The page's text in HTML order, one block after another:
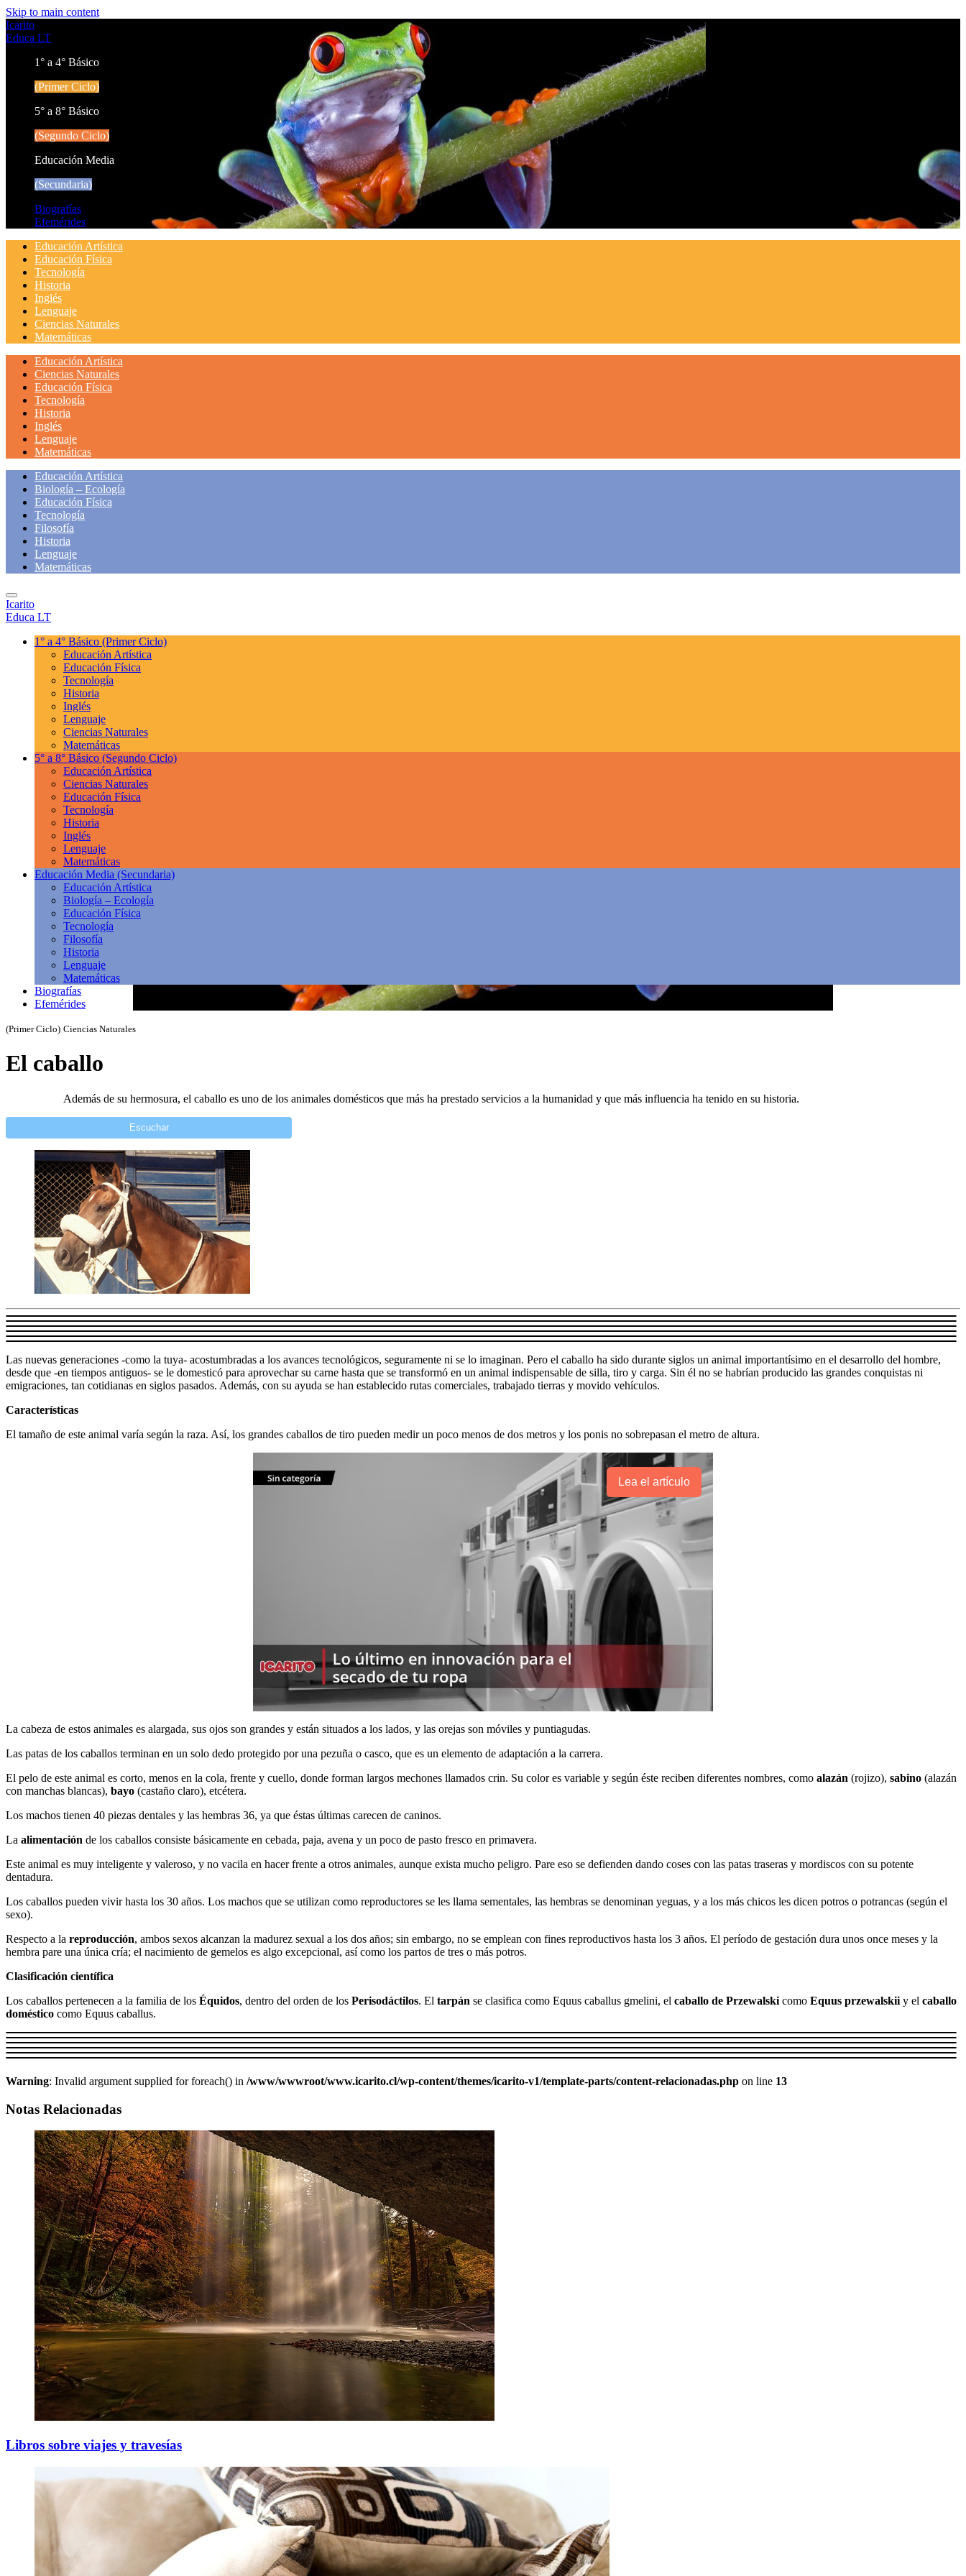
Skip to main content
Icarito
Educa LT
1° a 4° Básico
(Primer Ciclo)
5° a 8° Básico
(Segundo Ciclo)
Educación Media
(Secundaria)
Biografías
Efemérides
Educación Artística
Educación Física
Tecnología
Historia
Inglés
Lenguaje
Ciencias Naturales
Matemáticas
Educación Artística
Ciencias Naturales
Educación Física
Tecnología
Historia
Inglés
Lenguaje
Matemáticas
Educación Artística
Biología – Ecología
Educación Física
Tecnología
Filosofía
Historia
Lenguaje
Matemáticas
Icarito
Educa LT
1° a 4° Básico (Primer Ciclo)
Educación Artística
Educación Física
Tecnología
Historia
Inglés
Lenguaje
Ciencias Naturales
Matemáticas
5° a 8° Básico (Segundo Ciclo)
Educación Artística
Ciencias Naturales
Educación Física
Tecnología
Historia
Inglés
Lenguaje
Matemáticas
Educación Media (Secundaria)
Educación Artística
Biología – Ecología
Educación Física
Tecnología
Filosofía
Historia
Lenguaje
Matemáticas
Biografías
Efemérides
(Primer Ciclo) Ciencias Naturales
El caballo
Además de su hermosura, el caballo es uno de los animales domésticos que más ha prestado servicios a la humanidad y que más influencia ha tenido en su historia.
Escuchar
Las nuevas generaciones -como la tuya- acostumbradas a los avances tecnológicos, seguramente ni se lo imaginan. Pero el caballo ha sido durante siglos un animal importantísimo en el desarrollo del hombre,
desde que -en tiempos antiguos- se le domesticó para aprovechar su carne hasta que se transformó en un animal indispensable de silla, tiro y carga. Sin él no se habrían producido las grandes conquistas ni
emigraciones, tan cotidianas en siglos pasados. Además, con su ayuda se han establecido rutas comerciales, trabajado tierras y movido vehículos.
Características
El tamaño de este animal varía según la raza. Así, los grandes caballos de tiro pueden medir un poco menos de dos metros y los ponis no sobrepasan el metro de altura.
Lea el artículo
La cabeza de estos animales es alargada, sus ojos son grandes y están situados a los lados, y las orejas son móviles y puntiagudas.
Las patas de los caballos terminan en un solo dedo protegido por una pezuña o casco, que es un elemento de adaptación a la carrera.
El pelo de este animal es corto, menos en la cola, frente y cuello, donde forman largos mechones llamados crin. Su color es variable y según éste reciben diferentes nombres, como alazán (rojizo), sabino (alazán
con manchas blancas), bayo (castaño claro), etcétera.
Los machos tienen 40 piezas dentales y las hembras 36, ya que éstas últimas carecen de caninos.
La alimentación de los caballos consiste básicamente en cebada, paja, avena y un poco de pasto fresco en primavera.
Este animal es muy inteligente y valeroso, y no vacila en hacer frente a otros animales, aunque exista mucho peligro. Pare eso se defienden dando coses con las patas traseras y mordiscos con su potente
dentadura.
Los caballos pueden vivir hasta los 30 años. Los machos que se utilizan como reproductores se les llama sementales, las hembras se denominan yeguas, y a los más chicos les dicen potros o potrancas (según el
sexo).
Respecto a la reproducción, ambos sexos alcanzan la madurez sexual a los dos años; sin embargo, no se emplean con fines reproductivos hasta los 3 años. El período de gestación dura unos once meses y la
hembra pare una única cría; el nacimiento de gemelos es algo excepcional, así como los partos de tres o más potros.
Clasificación científica
Los caballos pertenecen a la familia de los Équidos, dentro del orden de los Perisodáctilos. El tarpán se clasifica como Equus caballus gmelini, el caballo de Przewalski como Equus przewalskii y el caballo
doméstico como Equus caballus.
Warning: Invalid argument supplied for foreach() in /www/wwwroot/www.icarito.cl/wp-content/themes/icarito-v1/template-parts/content-relacionadas.php on line 13
Notas Relacionadas
Libros sobre viajes y travesías